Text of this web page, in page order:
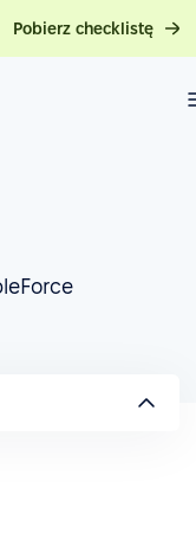
Pobierz checklistę